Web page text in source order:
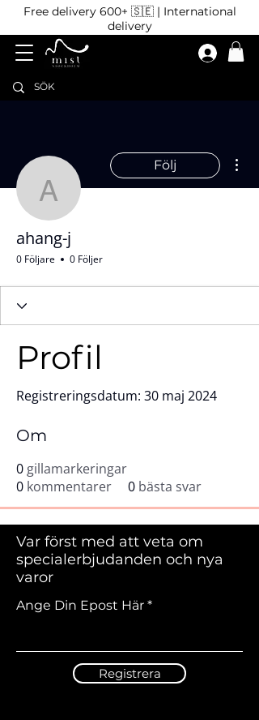
Free delivery 600+ 🇸🇪 | International
delivery
ahang-j
Följ
ahang-j
0 Följare 0 Följer
Profil
Registreringsdatum: 30 maj 2024
Om
0 gillamarkeringar
0 kommentarer 0 bästa svar
Var först med att veta om
specialerbjudanden och nya
varor
Ange Din Epost Här
Registrera